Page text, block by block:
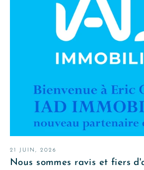
21 JUIN, 2026
Nous sommes ravis et fiers